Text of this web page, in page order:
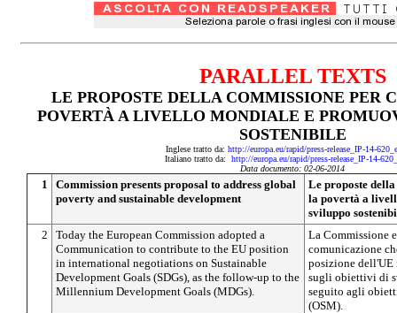
PARALLEL TEXTS
LE PROPOSTE DELLA COMMISSIONE PER
POVERTÀ A LIVELLO MONDIALE E
SOSTENIBILE
Inglese tratto da: http://europa.eu/rapid/press-release_IP-14-
Italiano tratto da: http://europa.eu/rapid/press-release_IP-14-
Data documento: 02-06-2014
1
Commission presents proposal to address global
poverty and sustainable development
Le proposte
la povertà a
sviluppo
2
Today the European Commission adopted a
Communication to contribute to the EU position
in international negotiations on Sustainable
Development Goals (SDGs), as the follow-up to the
Millennium Development Goals (MDGs).
La Commissione
comunicazione
posizione
sugli obiettivi di
seguito agli
(OSM).